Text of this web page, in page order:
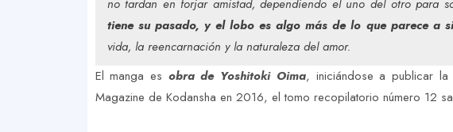
no tardan en forjar amistad, dependiendo el uno del otro para
tiene su pasado, y el lobo es algo más de lo que parece a
vida, la reencarnación y la naturaleza del amor.
El manga es obra de Yoshitoki Oima, iniciándose a publicar la
Magazine de Kodansha en 2016, el tomo recopilatorio número 12